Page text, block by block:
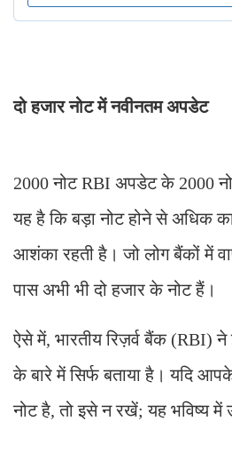
दो हजार नोट में नवीनतम अपडेट
2000 नोट RBI अपडेट के 2000
यह है कि बड़ा नोट होने से अधिक
आशंका रहती है। जो लोग बैंकों में
पास अभी भी दो हजार के नोट हैं।
ऐसे में, भारतीय रिज़र्व बैंक (RBI)
के बारे में सिर्फ बताया है। यदि
नोट है, तो इसे न रखें; यह भविष्य में